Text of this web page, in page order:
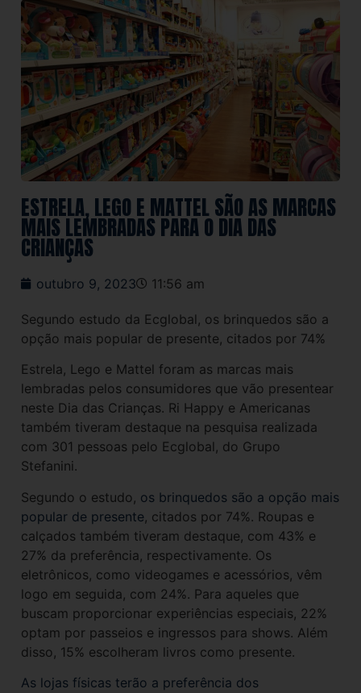
ESTRELA, LEGO E MATTEL SÃO AS MARCAS
MAIS LEMBRADAS PARA O DIA DAS
CRIANÇAS
outubro 9, 2023 11:56 am
Segundo estudo da Ecglobal, os brinquedos são a
opção mais popular de presente, citados por 74%
Estrela, Lego e Mattel foram as marcas mais
lembradas pelos consumidores que vão presentear
neste Dia das Crianças. Ri Happy e Americanas
também tiveram destaque na pesquisa realizada
com 301 pessoas pelo Ecglobal, do Grupo
Stefanini.
Segundo o estudo, os brinquedos são a opção mais
popular de presente, citados por 74%. Roupas e
calçados também tiveram destaque, com 43% e
27% da preferência, respectivamente. Os
eletrônicos, como videogames e acessórios, vêm
logo em seguida, com 24%. Para aqueles que
buscam proporcionar experiências especiais, 22%
optam por passeios e ingressos para shows. Além
disso, 15% escolheram livros como presente.
As lojas físicas terão a preferência dos